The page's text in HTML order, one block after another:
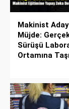
Makinist
Müjde:
Sürüşü
Ortamına